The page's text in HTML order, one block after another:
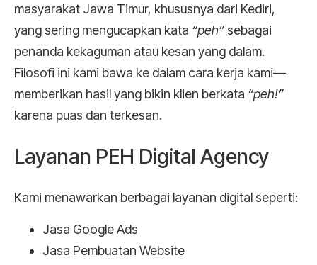
masyarakat Jawa Timur, khususnya dari Kediri,
yang sering mengucapkan kata “peh”sebagai
penanda kekaguman atau kesan yang dalam.
Filosofi ini kami bawa ke dalam cara kerja kami—
memberikan hasil yang bikin klien berkata “peh!”
karena puas dan terkesan.
Layanan PEH Digital Agency
Kami menawarkan berbagai layanan digital seperti:
Jasa Google Ads
Jasa Pembuatan Website